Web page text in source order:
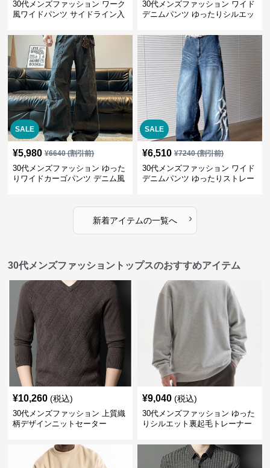
30代メンズファッション ワーク
風ワイドパンツ サイドライン入
30代メンズファッション ワイド
デニムパンツ ゆったりシルエッ
SALE
¥5,980 ¥6640(割引前)
30代メンズファッション ゆった
りワイドカーゴパンツ デニム風
SALE
¥6,510 ¥7240(割引前)
30代メンズファッション ワイド
デニムパンツ ゆったりストレー
新着アイテムの一覧へ ›
30代メンズファッショントップスのおすすめアイテム
¥10,260 (税込)
30代メンズファッション 上質織
柄デザインニットセーター
¥9,040 (税込)
30代メンズファッション ゆった
りシルエット裏起毛トレーナー